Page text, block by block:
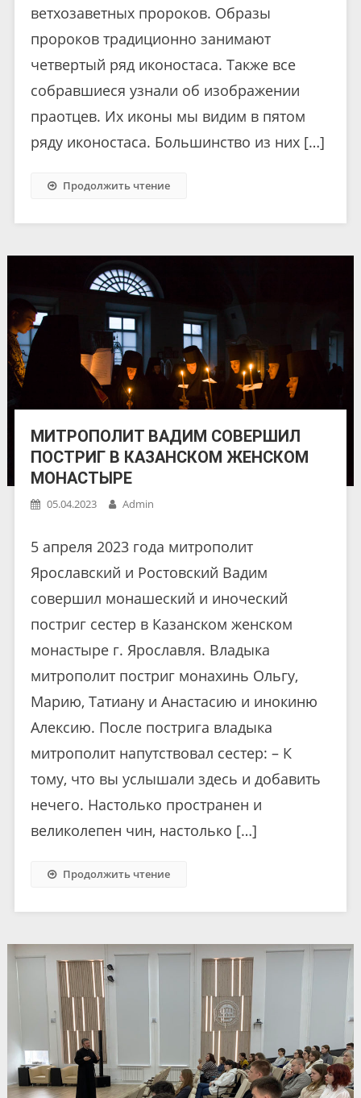
ветхозаветных пророков. Образы
пророков традиционно занимают
четвертый ряд иконостаса. Также все
собравшиеся узнали об изображении
праотцев. Их иконы мы видим в пятом
ряду иконостаса. Большинство из них […]
Продолжить чтение
МИТРОПОЛИТ ВАДИМ СОВЕРШИЛ
ПОСТРИГ В КАЗАНСКОМ ЖЕНСКОМ
МОНАСТЫРЕ
05.04.2023 Admin
5 апреля 2023 года митрополит
Ярославский и Ростовский Вадим
совершил монашеский и иноческий
постриг сестер в Казанском женском
монастыре г. Ярославля. Владыка
митрополит постриг монахинь Ольгу,
Марию, Татиану и Анастасию и инокиню
Алексию. После пострига владыка
митрополит напутствовал сестер: – К
тому, что вы услышали здесь и добавить
нечего. Настолько пространен и
великолепен чин, настолько […]
Продолжить чтение